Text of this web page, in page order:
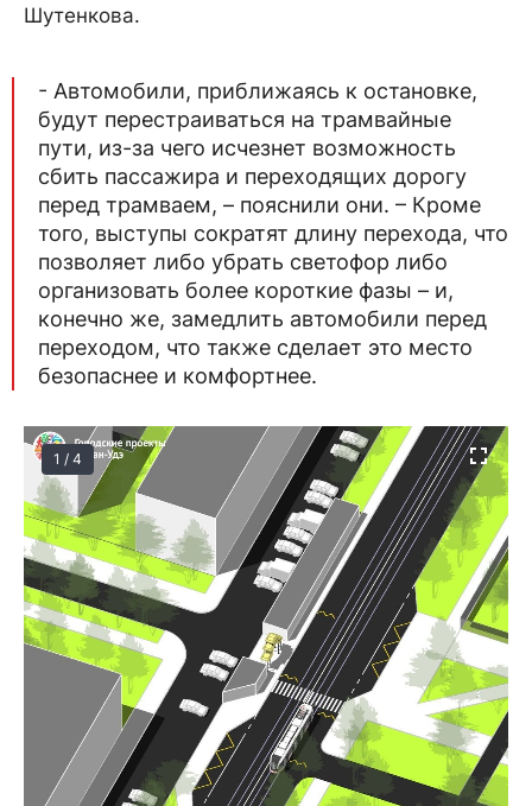
Шутенкова.
- Автомобили, приближаясь к остановке,
будут перестраиваться на трамвайные
пути, из-за чего исчезнет возможность
сбить пассажира и переходящих дорогу
перед трамваем, – пояснили они. – Кроме
того, выступы сократят длину перехода, что
позволяет либо убрать светофор либо
организовать более короткие фазы – и,
конечно же, замедлить автомобили перед
переходом, что также сделает это место
безопаснее и комфортнее.
1 / 4